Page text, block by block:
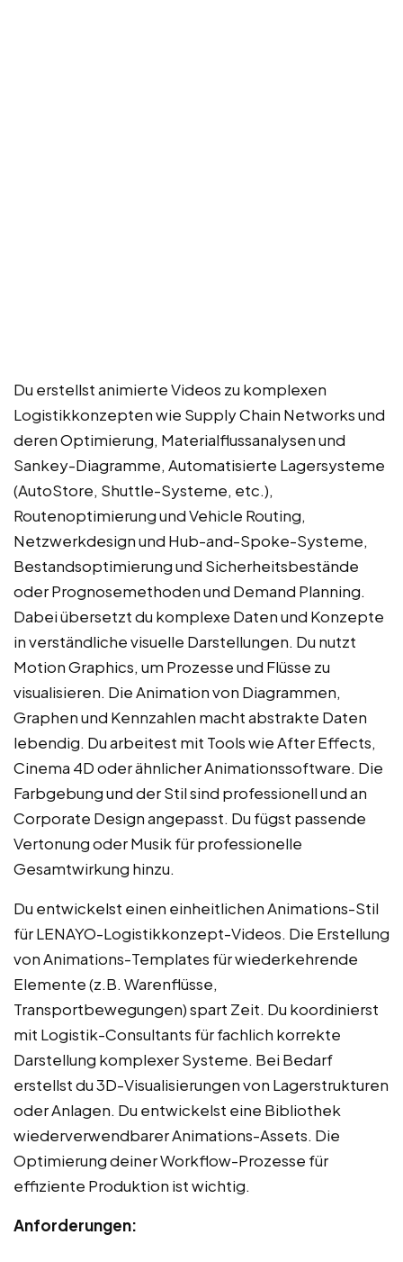
Du erstellst animierte Videos zu komplexen
Logistikkonzepten wie Supply Chain Networks und
deren Optimierung, Materialflussanalysen und
Sankey-Diagramme, Automatisierte Lagersysteme
(AutoStore, Shuttle-Systeme, etc.),
Routenoptimierung und Vehicle Routing,
Netzwerkdesign und Hub-and-Spoke-Systeme,
Bestandsoptimierung und Sicherheitsbestände
oder Prognosemethoden und Demand Planning.
Dabei übersetzt du komplexe Daten und Konzepte
in verständliche visuelle Darstellungen. Du nutzt
Motion Graphics, um Prozesse und Flüsse zu
visualisieren. Die Animation von Diagrammen,
Graphen und Kennzahlen macht abstrakte Daten
lebendig. Du arbeitest mit Tools wie After Effects,
Cinema 4D oder ähnlicher Animationssoftware. Die
Farbgebung und der Stil sind professionell und an
Corporate Design angepasst. Du fügst passende
Vertonung oder Musik für professionelle
Gesamtwirkung hinzu.
Du entwickelst einen einheitlichen Animations-Stil
für LENAYO-Logistikkonzept-Videos. Die Erstellung
von Animations-Templates für wiederkehrende
Elemente (z.B. Warenflüsse,
Transportbewegungen) spart Zeit. Du koordinierst
mit Logistik-Consultants für fachlich korrekte
Darstellung komplexer Systeme. Bei Bedarf
erstellst du 3D-Visualisierungen von Lagerstrukturen
oder Anlagen. Du entwickelst eine Bibliothek
wiederverwendbarer Animations-Assets. Die
Optimierung deiner Workflow-Prozesse für
effiziente Produktion ist wichtig.
Anforderungen: